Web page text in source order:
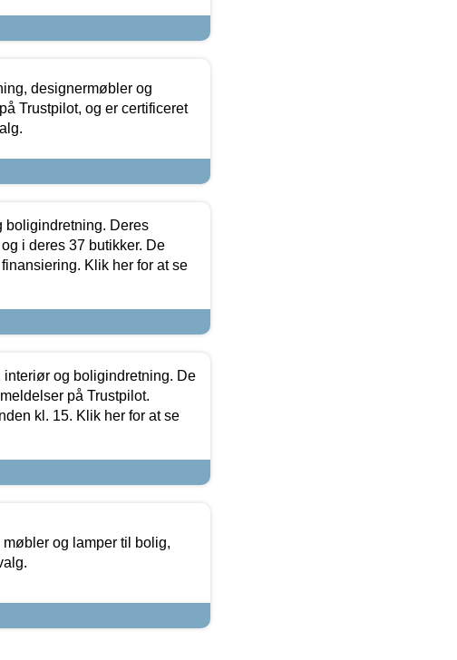
designermøbler og
Trustpilot, og er certificeret
boligindretning. Deres
i deres 37 butikker. De
Klik her for at se
og boligindretning. De
på Trustpilot.
kl. 15. Klik her for at se
og lamper til bolig,